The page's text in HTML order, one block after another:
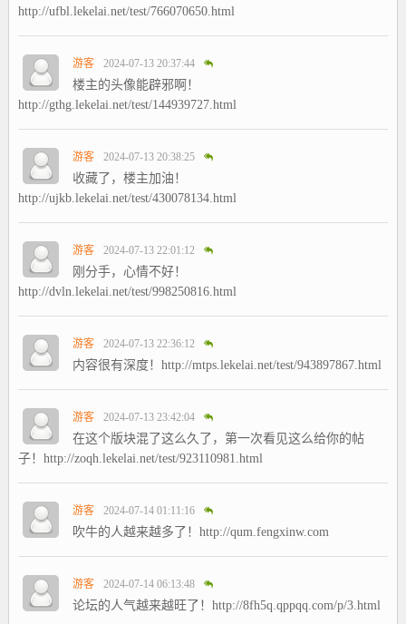
http://ufbl.lekelai.net/test/766070650.html
游客 2024-07-13 20:37:44
楼主的头像能辟邪啊！
http://gthg.lekelai.net/test/144939727.html
游客 2024-07-13 20:38:25
收藏了，楼主加油！
http://ujkb.lekelai.net/test/430078134.html
游客 2024-07-13 22:01:12
刚分手，心情不好！
http://dvln.lekelai.net/test/998250816.html
游客 2024-07-13 22:36:12
内容很有深度！http://mtps.lekelai.net/test/943897867.html
游客 2024-07-13 23:42:04
在这个版块混了这么久了，第一次看见这么给你的帖
子！http://zoqh.lekelai.net/test/923110981.html
游客 2024-07-14 01:11:16
吹牛的人越来越多了！http://qum.fengxinw.com
游客 2024-07-14 06:13:48
论坛的人气越来越旺了！http://8fh5q.qppqq.com/p/3.html